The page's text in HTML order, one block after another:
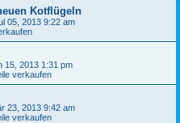
Kotflügeln
05, 2013 9:22 am
15, 2013 1:31 pm
verkaufen
23, 2013 9:42 am
verkaufen